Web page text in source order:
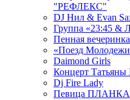
"РЕФЛЕКС"
DJ Нил & Evan
Группа «23:45 &
Пенная вечеринка
«Поезд
Daimond Girls
Концерт
Dj Fire Lady
Певица ПЛАНКА